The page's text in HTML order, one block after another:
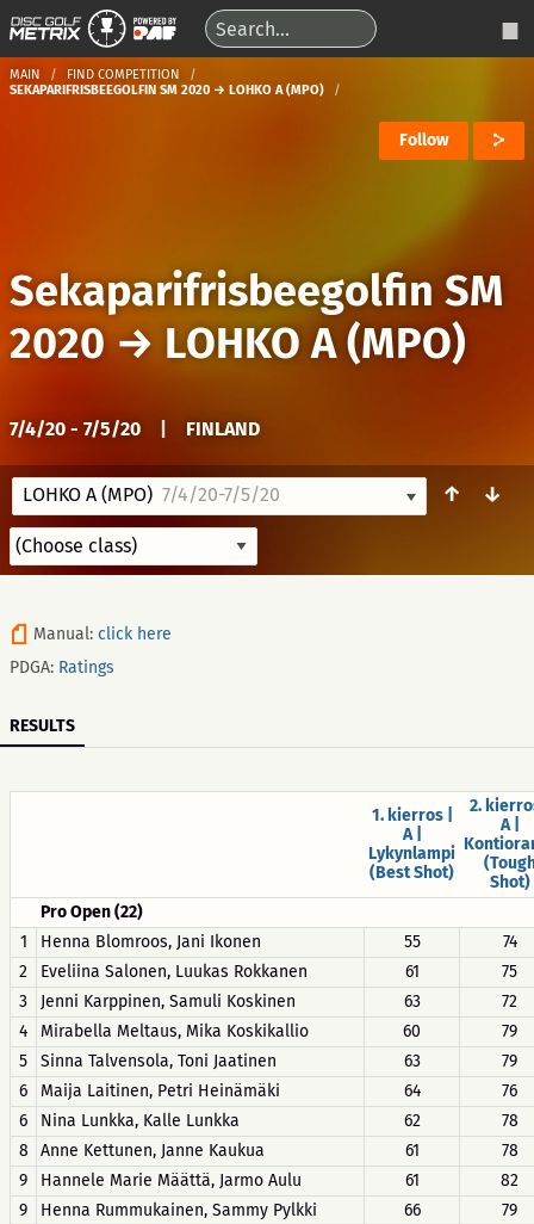
MAIN
FIND COMPETITION
SEKAPARIFRISBEEGOLFIN SM 2020 → LOHKO A (MPO)
Follow
Sekaparifrisbeegolfin SM
2020→ LOHKO A (MPO)
7/4/20 - 7/5/20 FINLAND
LOHKO A (MPO) 7/4/20-7/5/20 ↑ ↓
Manual: click here
PDGA: Ratings
RESULTS
1. kierros |
A |
Lykynlampi
(Best Shot)
2.
A |
Shot)
Pro Open (22)
1
Henna Blomroos, Jani Ikonen 55
74
2
Eveliina Salonen, Luukas Rokkanen 61
75
3
Jenni Karppinen, Samuli Koskinen 63
72
4
Mirabella Meltaus, Mika Koskikallio 60
79
5
Sinna Talvensola, Toni Jaatinen 63
79
6
Maija Laitinen, Petri Heinämäki 64
76
6
Nina Lunkka, Kalle Lunkka 62
78
8
Anne Kettunen, Janne Kaukua 61
78
9
Hannele Marie Määttä, Jarmo Aulu 61
82
9
Henna Rummukainen, Sammy Pylkki 66
79